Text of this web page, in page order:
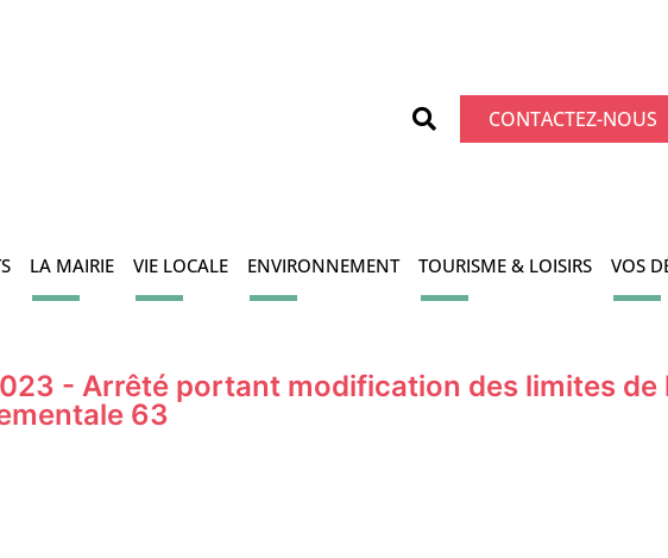
CONTACTEZ-NOUS
LA MAIRIE VIE LOCALE ENVIRONNEMENT TOURISME & LOISIRS VOS
- Arrêté portant modification des limites
63